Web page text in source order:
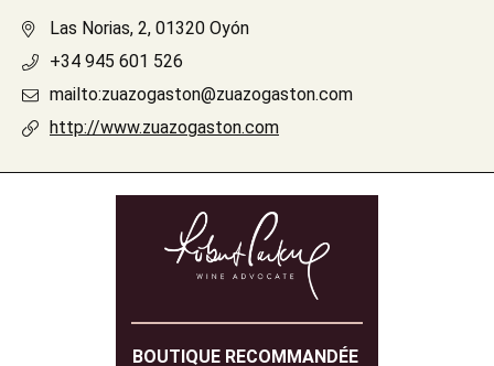
Las Norias, 2, 01320 Oyón
+34 945 601 526
mailto:zuazogaston@zuazogaston.com
http://www.zuazogaston.com
BOUTIQUE RECOMMANDÉE